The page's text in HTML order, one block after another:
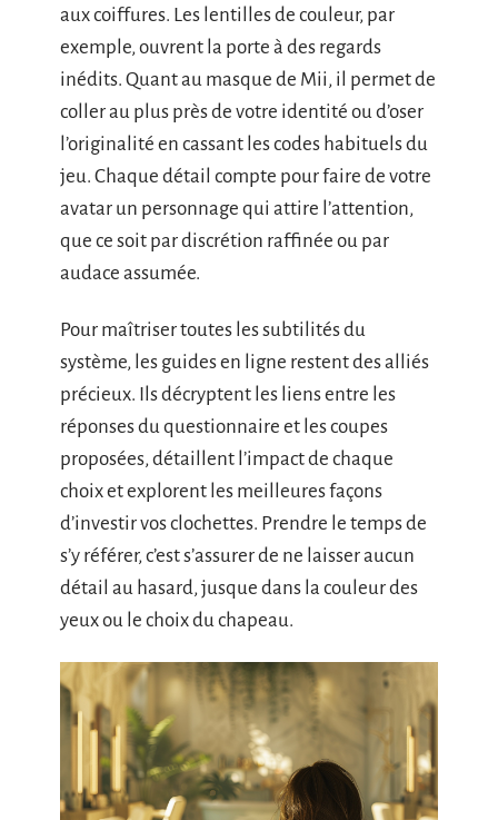
aux coiffures. Les lentilles de couleur, par
exemple, ouvrent la porte à des regards
inédits. Quant au masque de Mii, il permet de
coller au plus près de votre identité ou d’oser
l’originalité en cassant les codes habituels du
jeu. Chaque détail compte pour faire de votre
avatar un personnage qui attire l’attention,
que ce soit par discrétion raffinée ou par
audace assumée.
Pour maîtriser toutes les subtilités du
système, les guides en ligne restent des alliés
précieux. Ils décryptent les liens entre les
réponses du questionnaire et les coupes
proposées, détaillent l’impact de chaque
choix et explorent les meilleures façons
d’investir vos clochettes. Prendre le temps de
s’y référer, c’est s’assurer de ne laisser aucun
détail au hasard, jusque dans la couleur des
yeux ou le choix du chapeau.